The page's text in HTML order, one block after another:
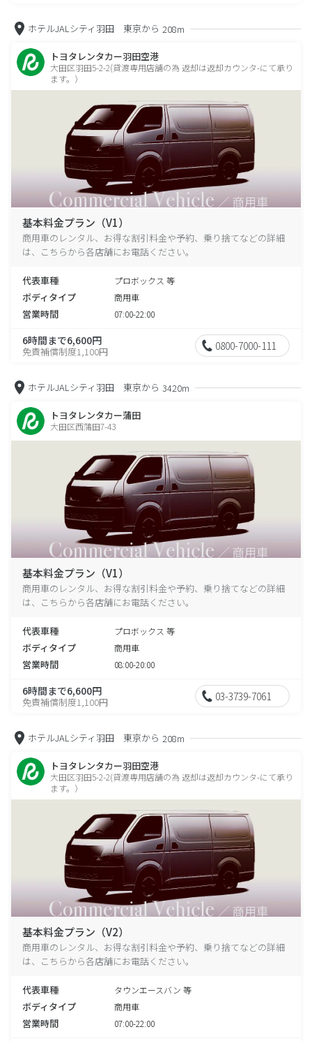
ホテルJALシティ羽田 東京から 208m
トヨタレンタカー羽田空港
大田区羽田5-2-2(貸渡専用店舗の為 返却は返却カウンタ-にて承り
ます。）
基本料金プラン（V1）
商用車のレンタル、お得な割引料金や予約、乗り捨てなどの詳細
は、こちらから各店舗にお電話ください。
代表車種 プロボックス 等
ボディタイプ 商用車
営業時間 07:00-22:00
6時間まで6,600円
免責補償制度1,100円 0800-7000-111
ホテルJALシティ羽田 東京から 3420m
トヨタレンタカー蒲田
大田区西蒲田7-43
基本料金プラン（V1）
商用車のレンタル、お得な割引料金や予約、乗り捨てなどの詳細
は、こちらから各店舗にお電話ください。
代表車種 プロボックス 等
ボディタイプ 商用車
営業時間 08:00-20:00
6時間まで6,600円
免責補償制度1,100円 03-3739-7061
ホテルJALシティ羽田 東京から 208m
トヨタレンタカー羽田空港
大田区羽田5-2-2(貸渡専用店舗の為 返却は返却カウンタ-にて承り
ます。）
基本料金プラン（V2）
商用車のレンタル、お得な割引料金や予約、乗り捨てなどの詳細
は、こちらから各店舗にお電話ください。
代表車種 タウンエースバン 等
ボディタイプ 商用車
営業時間 07:00-22:00